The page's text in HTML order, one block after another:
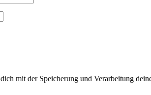
mit der Speicherung und Verarbeitung